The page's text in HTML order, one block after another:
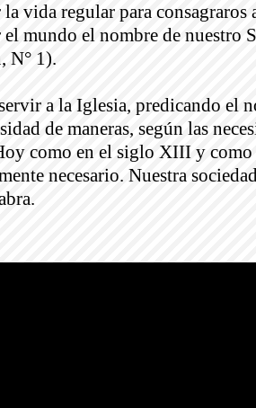
vida regular para consagraros
mundo el nombre de nuestro
N° 1).
a la Iglesia, predicando el
de maneras, según las
como en el siglo XIII y
necesario. Nuestra